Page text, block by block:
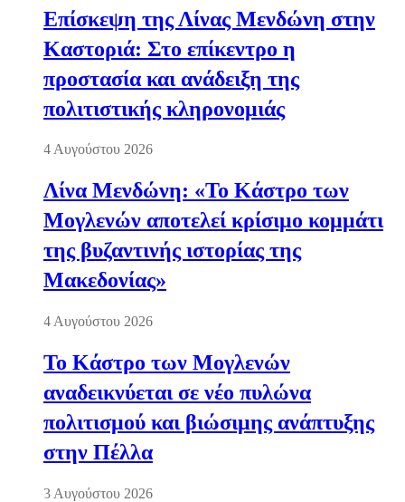
Επίσκεψη της Λίνας Μενδώνη στην
Καστοριά: Στο επίκεντρο η
προστασία και ανάδειξη της
πολιτιστικής κληρονομιάς
4 Αυγούστου 2026
Λίνα Μενδώνη: «Το Κάστρο των
Μογλενών αποτελεί κρίσιμο κομμάτι
της βυζαντινής ιστορίας της
Μακεδονίας»
4 Αυγούστου 2026
Το Κάστρο των Μογλενών
αναδεικνύεται σε νέο πυλώνα
πολιτισμού και βιώσιμης ανάπτυξης
στην Πέλλα
3 Αυγούστου 2026